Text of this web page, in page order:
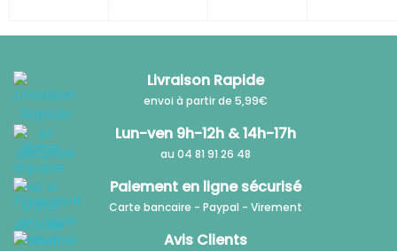
Livraison Rapide
envoi à partir de 5,99€
Lun-ven 9h-12h & 14h-17h
au 04 81 91 26 48
Paiement en ligne sécurisé
Carte bancaire - Paypal - Virement
Avis Clients